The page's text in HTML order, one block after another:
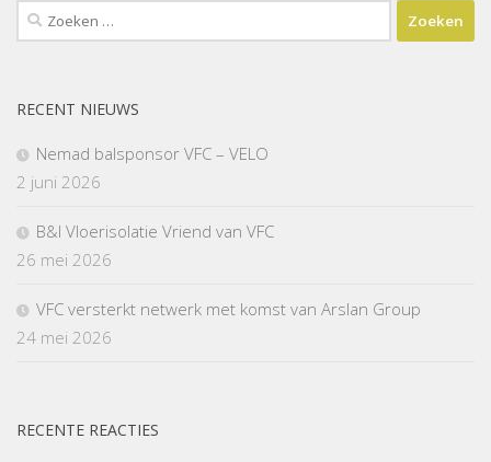
Zoeken
naar:
RECENT NIEUWS
Nemad balsponsor VFC – VELO
2 juni 2026
B&I Vloerisolatie Vriend van VFC
26 mei 2026
VFC versterkt netwerk met komst van Arslan Group
24 mei 2026
RECENTE REACTIES